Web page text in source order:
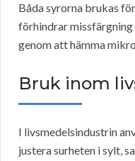
Båda syrorna brukas
förhindrar missfärgning
genom att hämma
Bruk inom
I livsmedelsindustrin
justera surheten i sylt,